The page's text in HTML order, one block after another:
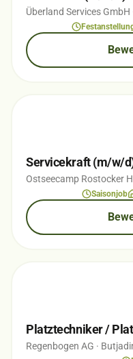
Überland Services GmbH
Ostseecamp Rostocker
Saisonjob
Regenbogen AG ·